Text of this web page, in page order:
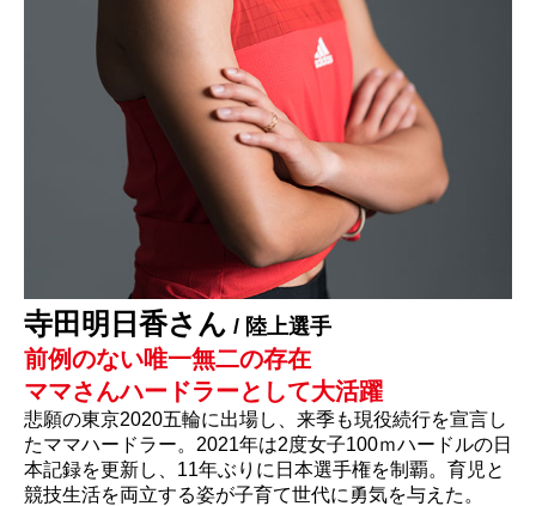
寺田明日香さん / 陸上選手
前例のない唯一無二の存在
ママさんハードラーとして大活躍
悲願の東京2020五輪に出場し、来季も現役続行を宣言し
たママハードラー。2021年は2度女子100ｍハードルの日
本記録を更新し、11年ぶりに日本選手権を制覇。育児と
競技生活を両立する姿が子育て世代に勇気を与えた。